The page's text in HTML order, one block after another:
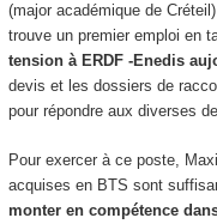
(major académique de
trouve un premier emploi en
tension à ERDF -Enedis
devis et les dossiers de
pour répondre aux diverses
Pour exercer à ce poste,
acquises en BTS sont
monter en compétence